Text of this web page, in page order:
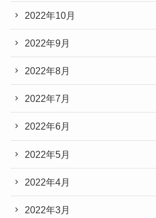
2022年10月
2022年9月
2022年8月
2022年7月
2022年6月
2022年5月
2022年4月
2022年3月